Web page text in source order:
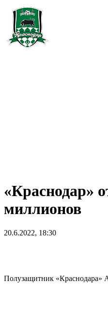
«Краснодар»
миллионов
20.6.2022, 18:30
Полузащитник «Краснодара»